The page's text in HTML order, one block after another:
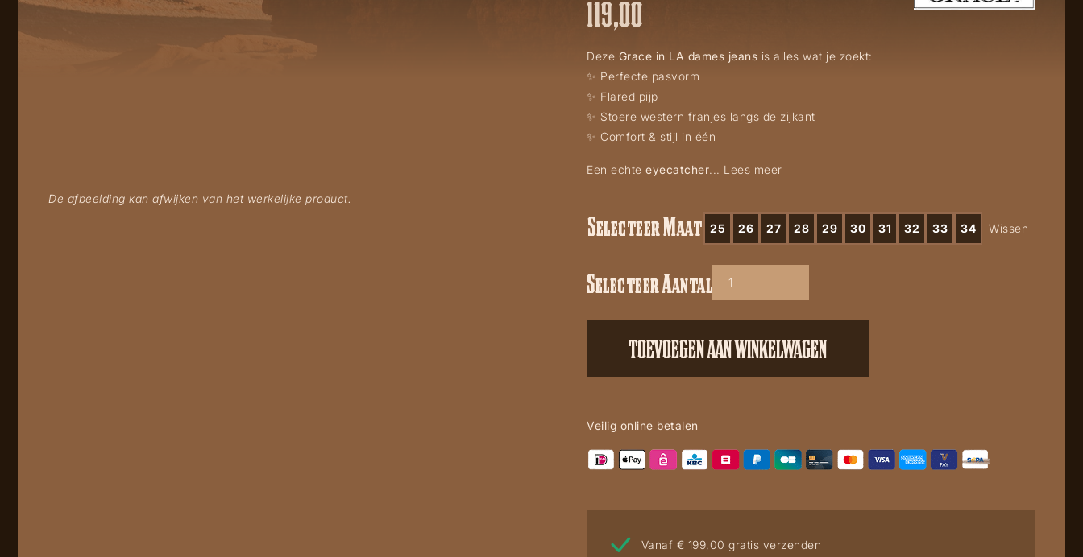
De afbeelding kan afwijken van het werkelijke product.
119,00
Deze Grace in LA dames jeans is alles wat je zoekt:
✨ Perfecte pasvorm
✨ Flared pijp
✨ Stoere western franjes langs de zijkant
✨ Comfort & stijl in één
Een echte eyecatcher... Lees meer
Selecteer Maat 25 26 27 28 29 30 31 32 33 34 Wissen
Grace
Selecteer Aantal
TOEVOEGEN AAN WINKELWAGEN
Veilig online betalen
Vanaf € 199,00 gratis verzenden